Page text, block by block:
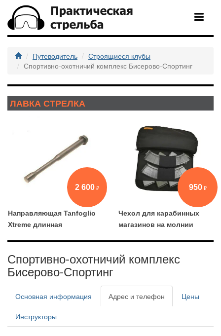
Путеводитель
Строящиеся клубы
Спортивно-охотничий комплекс Бисерово-Спортинг
ЛАВКА СТРЕЛКА
2 600
Направляющая Tanfoglio
Xtreme длинная
950
Чехол для карабинных
магазинов на молнии
Спортивно-охотничий комплекс
Бисерово-Спортинг
Основная информация Адрес и телефон Цены
Инструкторы